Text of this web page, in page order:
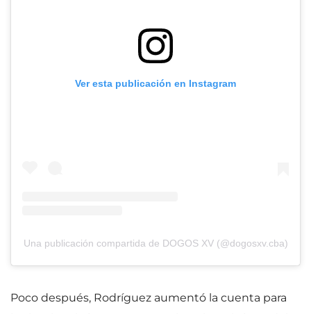
Ver esta publicación en Instagram
Una publicación compartida de DOGOS XV (@dogosxv.cba)
Poco después, Rodríguez aumentó la cuenta para